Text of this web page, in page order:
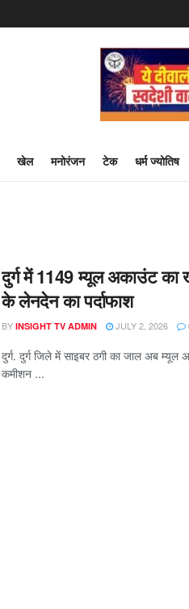
खेल मनोरंजन टेक धर्म ज्योतिष
दुर्ग में 1149 म्यूल अकाउंट का
के लेनदेन का पर्दाफाश
BY INSIGHT TV ADMIN JULY 2, 2026
दुर्ग. दुर्ग जिले में साइबर ठगी का जाल अब
कमीशन ...